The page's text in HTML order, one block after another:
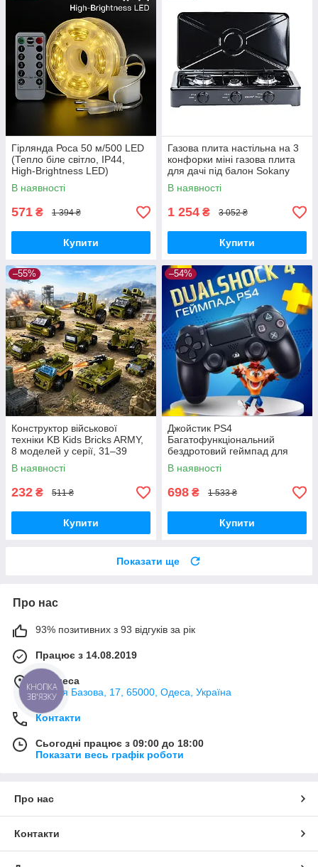
Гірлянда Роса 50 м/500 LED
(Тепло біле світло, IP44,
High-Brightness LED)
В наявності
571 ₴ 1 394 ₴
Купити
Газова плита настільна на 3
конфорки міні газова плита
для дачі під балон Sokany
В наявності
1 254 ₴ 3 052 ₴
Купити
–55%
Конструктор військової
техніки KB Kids Bricks ARMY,
8 моделей у серії, 31–39
деталей, 6+
В наявності
232 ₴ 511 ₴
Купити
–54%
Джойстик PS4
Багатофункціональний
бездротовий геймпад для
Bluetooth-консолі з подвійною
вібрацією DualShock 4 V3.5
В наявності
698 ₴ 1 533 ₴
Купити
Показати ще
Про нас
93% позитивних з 93 відгуків за рік
Працює з 14.08.2019
м. Одеса
вулиця Базова, 17, 65000, Одеса, Україна
Контакти
Сьогодні працює з 09:00 до 18:00
Показати весь графік роботи
Про нас
Контакти
КНОПКА
ЗВ'ЯЗКУ